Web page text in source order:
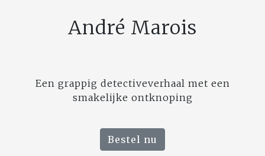
André Marois
Een grappig detectiveverhaal met een
smakelijke ontknoping
Bestel nu